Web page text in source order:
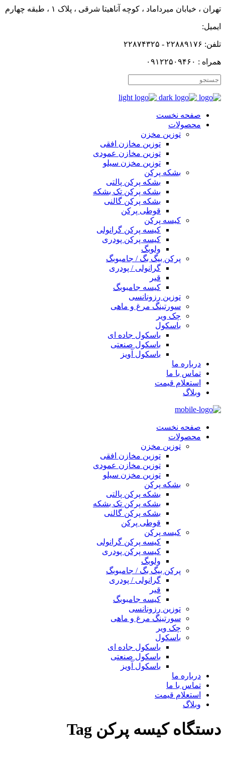
تهران ، خیابان میرداماد ، کوچه آناهیتا شرقی ، پلاک ۱ ، طبقه چهارم
ایمیل:
تلفن: ۲۲۸۸۹۱۷۶ - ۲۲۸۷۴۳۲۵
همراه : ۰۹۱۲۲۵۰۹۴۶۰
صفحه نخست
محصولات
توزین مخزن
توزین مخازن افقی
توزین مخازن عمودی
توزین مخزن سیلو
بشکه پرکن
بشکه پرکن پالتی
بشکه پرکن تک بشکه
بشکه پرکن گالنی
قوطی پرکن
کیسه پرکن
کیسه پرکن گرانولی
کیسه پرکن پودری
ولوبگ
پرکن بیگ بگ / جامبوبگ
گرانولی / پودری
قیر
کیسه جامبوبگ
توزین رزونانسی
سورتینگ مرغ و ماهی
چک ویر
باسکول
باسکول جاده ای
باسکول صنعتی
باسکول آویز
درباره ما
تماس با ما
استعلام قیمت
وبلاگ
صفحه نخست
محصولات
توزین مخزن
توزین مخازن افقی
توزین مخازن عمودی
توزین مخزن سیلو
بشکه پرکن
بشکه پرکن پالتی
بشکه پرکن تک بشکه
بشکه پرکن گالنی
قوطی پرکن
کیسه پرکن
کیسه پرکن گرانولی
کیسه پرکن پودری
ولوبگ
پرکن بیگ بگ / جامبوبگ
گرانولی / پودری
قیر
کیسه جامبوبگ
توزین رزونانسی
سورتینگ مرغ و ماهی
چک ویر
باسکول
باسکول جاده ای
باسکول صنعتی
باسکول آویز
درباره ما
تماس با ما
استعلام قیمت
وبلاگ
دستگاه کیسه پرکن Tag